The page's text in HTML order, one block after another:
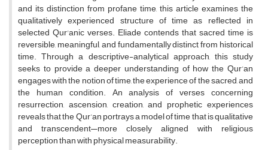
and its distinction from profane time, this article examines the
qualitatively experienced structure of time as reflected in
selected Qur'anic verses. Eliade contends that sacred time is
reversible, meaningful, and fundamentally distinct from historical
time. Through a descriptive-analytical approach, this study
seeks to provide a deeper understanding of how the Qur’an
engages with the notion of time, the experience of the sacred, and
the human condition. An analysis of verses concerning
resurrection, ascension, creation, and prophetic experiences
reveals that the Qur’an portrays a model of time that is qualitative
and transcendent—more closely aligned with religious
perception than with physical measurability.